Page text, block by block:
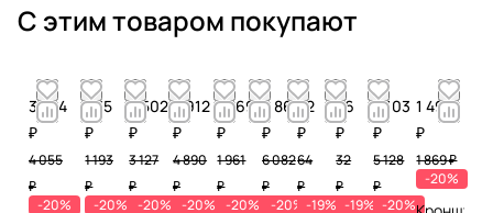
С этим товаром покупают
3 244
₽
4 055
₽
-20%
955
₽
1 193
₽
-20%
2 502
₽
3 127
₽
-20%
3 912
₽
4 890
₽
-20%
1 569
₽
1 961
₽
-20%
4 866
₽
6 082
₽
-20%
52
₽
64
₽
-19%
26
₽
32
₽
-19%
4 103
₽
5 128
₽
-20%
1 496
₽
1 869 ₽
-20%